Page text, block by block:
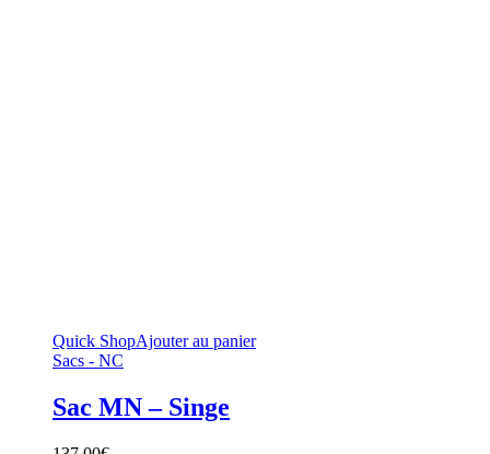
Quick ShopAjouter au panier
Sacs - NC
Sac MN – Singe